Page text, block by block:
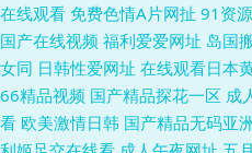
在线观看 免费色情A片网扯 91资
国产在线视频 福利爱爱网址 岛国
女同 日韩性爱网址 在线观看日本
66精品视频 国产精品探花一区 成
看 欧美激情日韩 国产精品无码亚